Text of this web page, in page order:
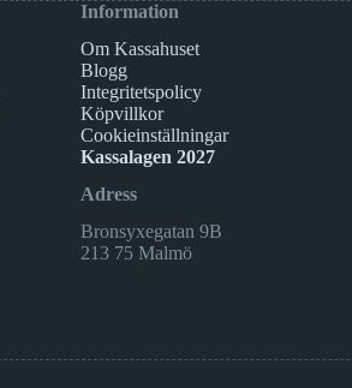
Information
Om Kassahuset
Blogg
Integritetspolicy
Köpvillkor
Cookieinställningar
Kassalagen 2027
Adress
Bronsyxegatan 9B
213 75 Malmö